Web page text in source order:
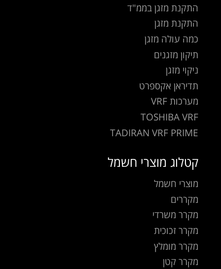
התקנת מזגן בממ"ד
התקנת מזגן
כמה עולה מזגן
תיקון מזגנים
ניקוי מזגן
תדיראן אקספרט
מערכות VRF
TOSHIBA VRF
TADIRAN VRF PRIME
קטלוג מוצרי חשמל
מוצרי חשמל
מקררים
מקרר משרדי
מקרר זכוכית
מקרר מומלץ
מקרר קטן